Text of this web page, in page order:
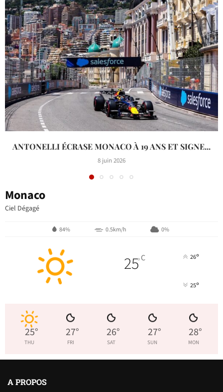
ANTONELLI ÉCRASE MONACO À 19 ANS ET SIGNE...
8 juin 2026
Monaco
Ciel Dégagé
84% 0.5km/h 0%
25°C 26°
25°
25°
THU
27°
FRI
26°
SAT
27°
SUN
28°
MON
A PROPOS